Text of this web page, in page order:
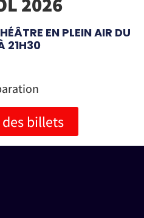
EN PLEIN AIR DU
21H30
billets